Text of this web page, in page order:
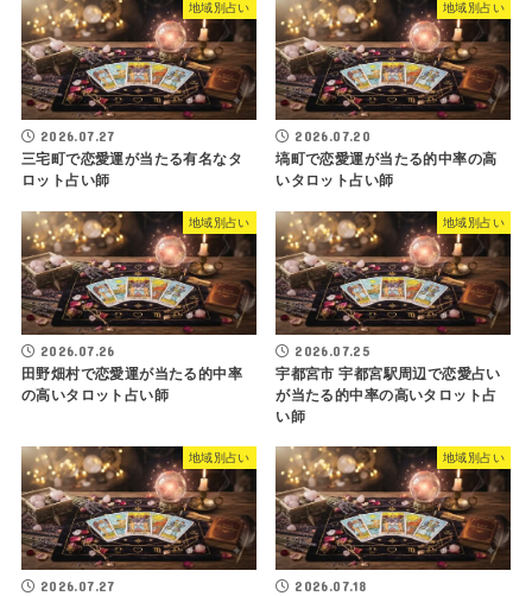
地域別占い
2026.07.27
三宅町で恋愛運が当たる有名なタ
ロット占い師
地域別占い
2026.07.20
塙町で恋愛運が当たる的中率の高
いタロット占い師
地域別占い
2026.07.26
田野畑村で恋愛運が当たる的中率
の高いタロット占い師
地域別占い
2026.07.25
宇都宮市 宇都宮駅周辺で恋愛占い
が当たる的中率の高いタロット占
い師
地域別占い
2026.07.27
地域別占い
2026.07.18